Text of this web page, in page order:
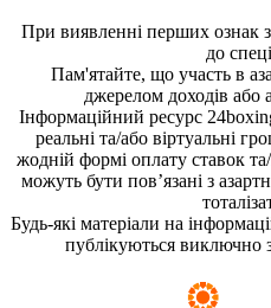
При виявленні перших ознак
до
Пам'ятайте, що участь в
джерелом доходів або
Інформаційний ресурс
реальні та/або віртуальні
жодній формі оплату ставок
можуть бути пов’язані з
Будь-які матеріали на
публікуються виключно